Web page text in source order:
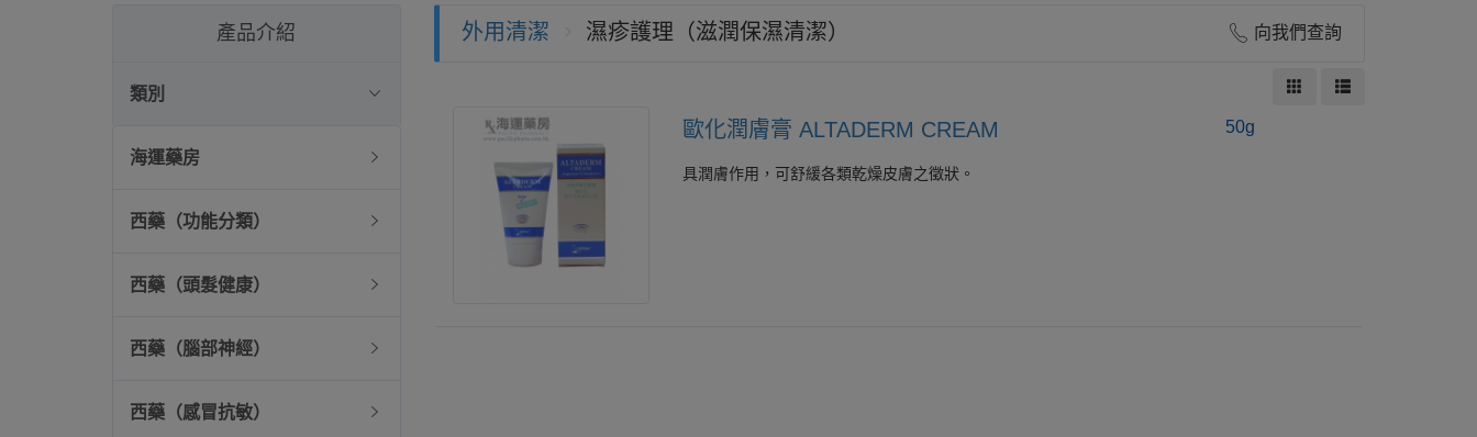
產品介紹
類別
海運藥房
西藥（功能分類）
西藥（頭髮健康）
西藥（腦部神經）
西藥（感冒抗敏）
外用清潔 濕疹護理（滋潤保濕清潔） 向我們查詢
歐化潤膚膏 ALTADERM CREAM
具潤膚作用，可舒緩各類乾燥皮膚之徵狀。
50g